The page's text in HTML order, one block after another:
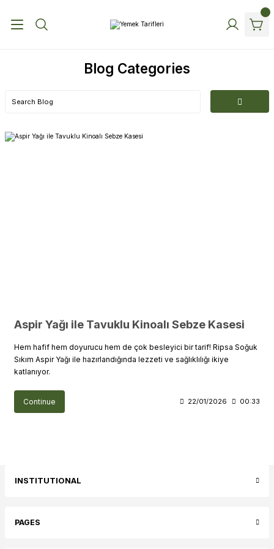
Blog Categories
Aspir Yağı ile Tavuklu Kinoalı Sebze Kasesi
Hem hafif hem doyurucu hem de çok besleyici bir tarif! Ripsa Soğuk
Sıkım Aspir Yağı ile hazırlandığında lezzeti ve sağlıklılığı ikiye
katlanıyor.
Continue 22/01/2026 00:33
INSTITUTIONAL
PAGES